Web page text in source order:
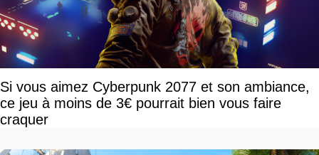
Si vous aimez Cyberpunk 2077 et son ambiance,
ce jeu à moins de 3€ pourrait bien vous faire
craquer